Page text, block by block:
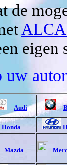
de
Audi
Honda
Mazda